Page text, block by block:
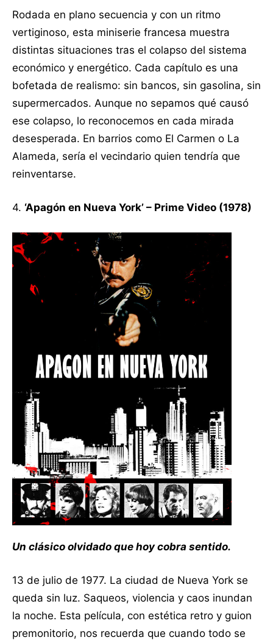
Rodada en plano secuencia y con un ritmo
vertiginoso, esta miniserie francesa muestra
distintas situaciones tras el colapso del sistema
económico y energético. Cada capítulo es una
bofetada de realismo: sin bancos, sin gasolina, sin
supermercados. Aunque no sepamos qué causó
ese colapso, lo reconocemos en cada mirada
desesperada. En barrios como El Carmen o La
Alameda, sería el vecindario quien tendría que
reinventarse.
4. ‘Apagón en Nueva York’ – Prime Video (1978)
Un clásico olvidado que hoy cobra sentido.
13 de julio de 1977. La ciudad de Nueva York se
queda sin luz. Saqueos, violencia y caos inundan
la noche. Esta película, con estética retro y guion
premonitorio, nos recuerda que cuando todo se